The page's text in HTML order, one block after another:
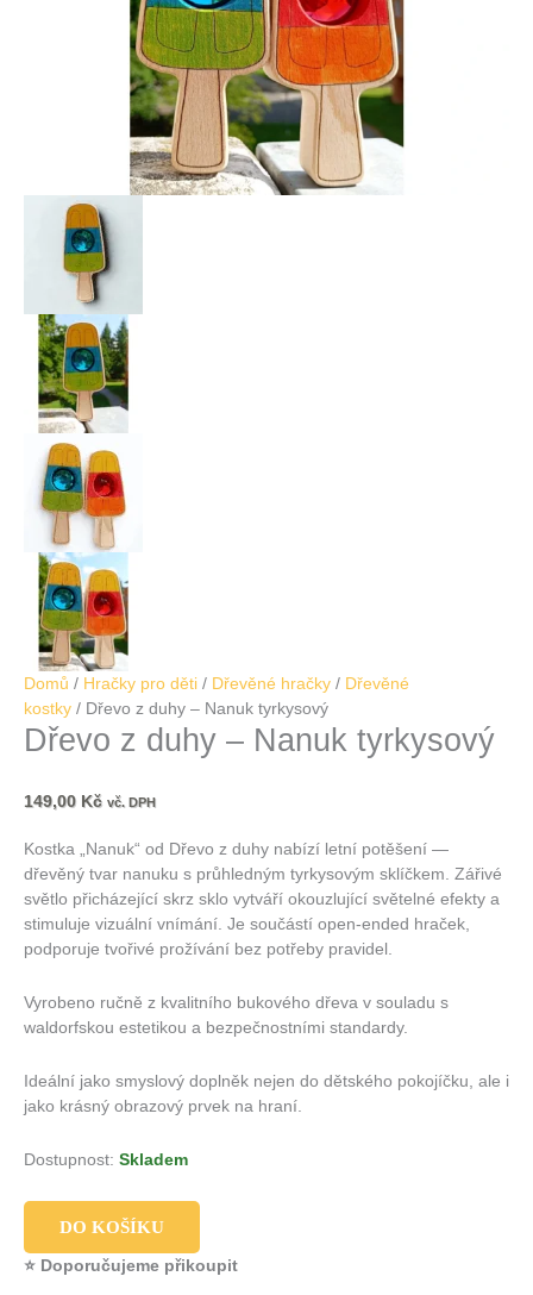
Domů / Hračky pro děti / Dřevěné hračky / Dřevěné
kostky / Dřevo z duhy – Nanuk tyrkysový
Dřevo z duhy – Nanuk tyrkysový
149,00 Kč vč. DPH
Kostka „Nanuk“ od Dřevo z duhy nabízí letní potěšení —
dřevěný tvar nanuku s průhledným tyrkysovým sklíčkem. Zářivé
světlo přicházející skrz sklo vytváří okouzlující světelné efekty a
stimuluje vizuální vnímání. Je součástí open-ended hraček,
podporuje tvořivé prožívání bez potřeby pravidel.
Vyrobeno ručně z kvalitního bukového dřeva v souladu s
waldorfskou estetikou a bezpečnostními standardy.
Ideální jako smyslový doplněk nejen do dětského pokojíčku, ale i
jako krásný obrazový prvek na hraní.
Dostupnost: Skladem
DO KOŠÍKU
⭐ Doporučujeme přikoupit